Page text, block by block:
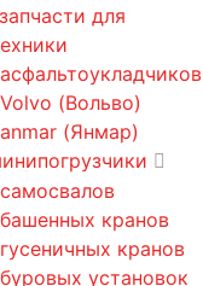
для
(Вольво)
(Янмар)
кранов
кранов
установок